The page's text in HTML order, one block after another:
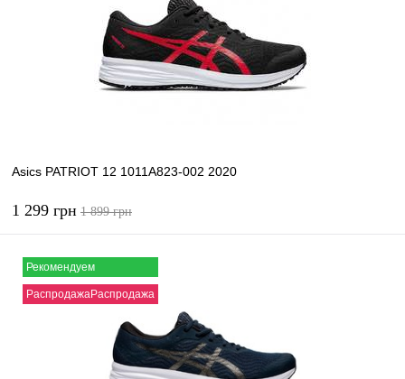
Asics PATRIOT 12 1011A823-002 2020
1 299 грн 1 899 грн
Купить в 1 клик
В наличии
Рекомендуем
РаспродажаРаспродажа